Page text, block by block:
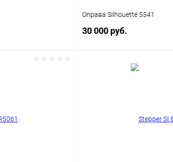
Оправа Silhouette 5541
30 000 руб.